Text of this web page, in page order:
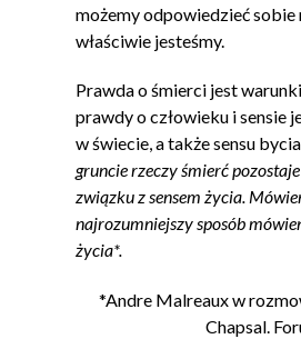
możemy odpowiedzieć sobie
właściwie jesteśmy.
Prawda o śmierci jest
prawdy o człowieku i sensie
w świecie, a także sensu
gruncie rzeczy śmierć
związku z sensem życia.
najrozumniejszy sposób
życia*.
*Andre Malreaux w
Chapsal.